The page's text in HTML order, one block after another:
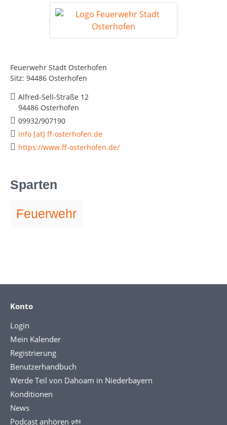
Feuerwehr Stadt Osterhofen
Sitz: 94486 Osterhofen
Alfred-Sell-Straße 12
94486 Osterhofen
09932/907190
info [at] ff-osterhofen.de
https://www.ff-osterhofen.de/
Sparten
Feuerwehr
Konto
Login
Mein Kalender
Registrierung
Benutzerhandbuch
Werde Teil von Dahoam in Niederbayern
Konditionen
News
Podcast anhören 🕬